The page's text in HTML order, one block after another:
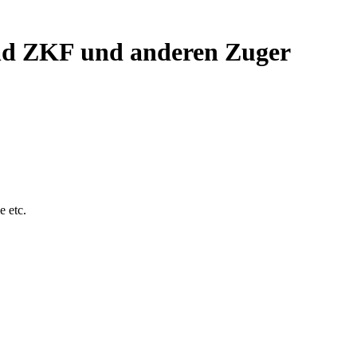
ZKF und anderen Zuger
etc.